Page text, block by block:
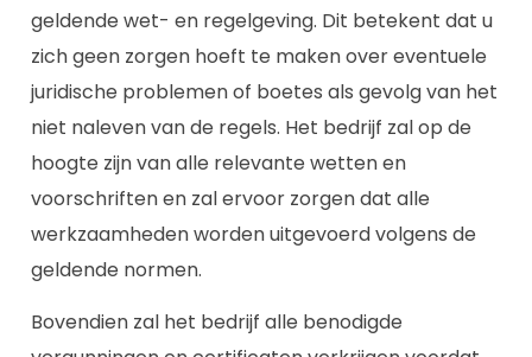
geldende wet- en regelgeving. Dit betekent dat u
zich geen zorgen hoeft te maken over eventuele
juridische problemen of boetes als gevolg van het
niet naleven van de regels. Het bedrijf zal op de
hoogte zijn van alle relevante wetten en
voorschriften en zal ervoor zorgen dat alle
werkzaamheden worden uitgevoerd volgens de
geldende normen.
Bovendien zal het bedrijf alle benodigde